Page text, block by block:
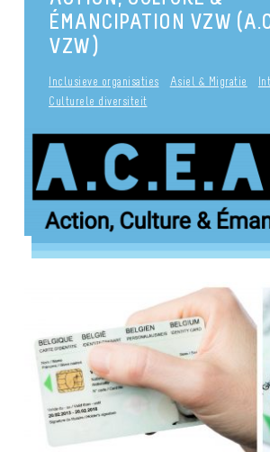
ÉMANCIPATION VZW
VZW)
Inclusieve organisaties Asiel & Migratie
Culturele diversiteit